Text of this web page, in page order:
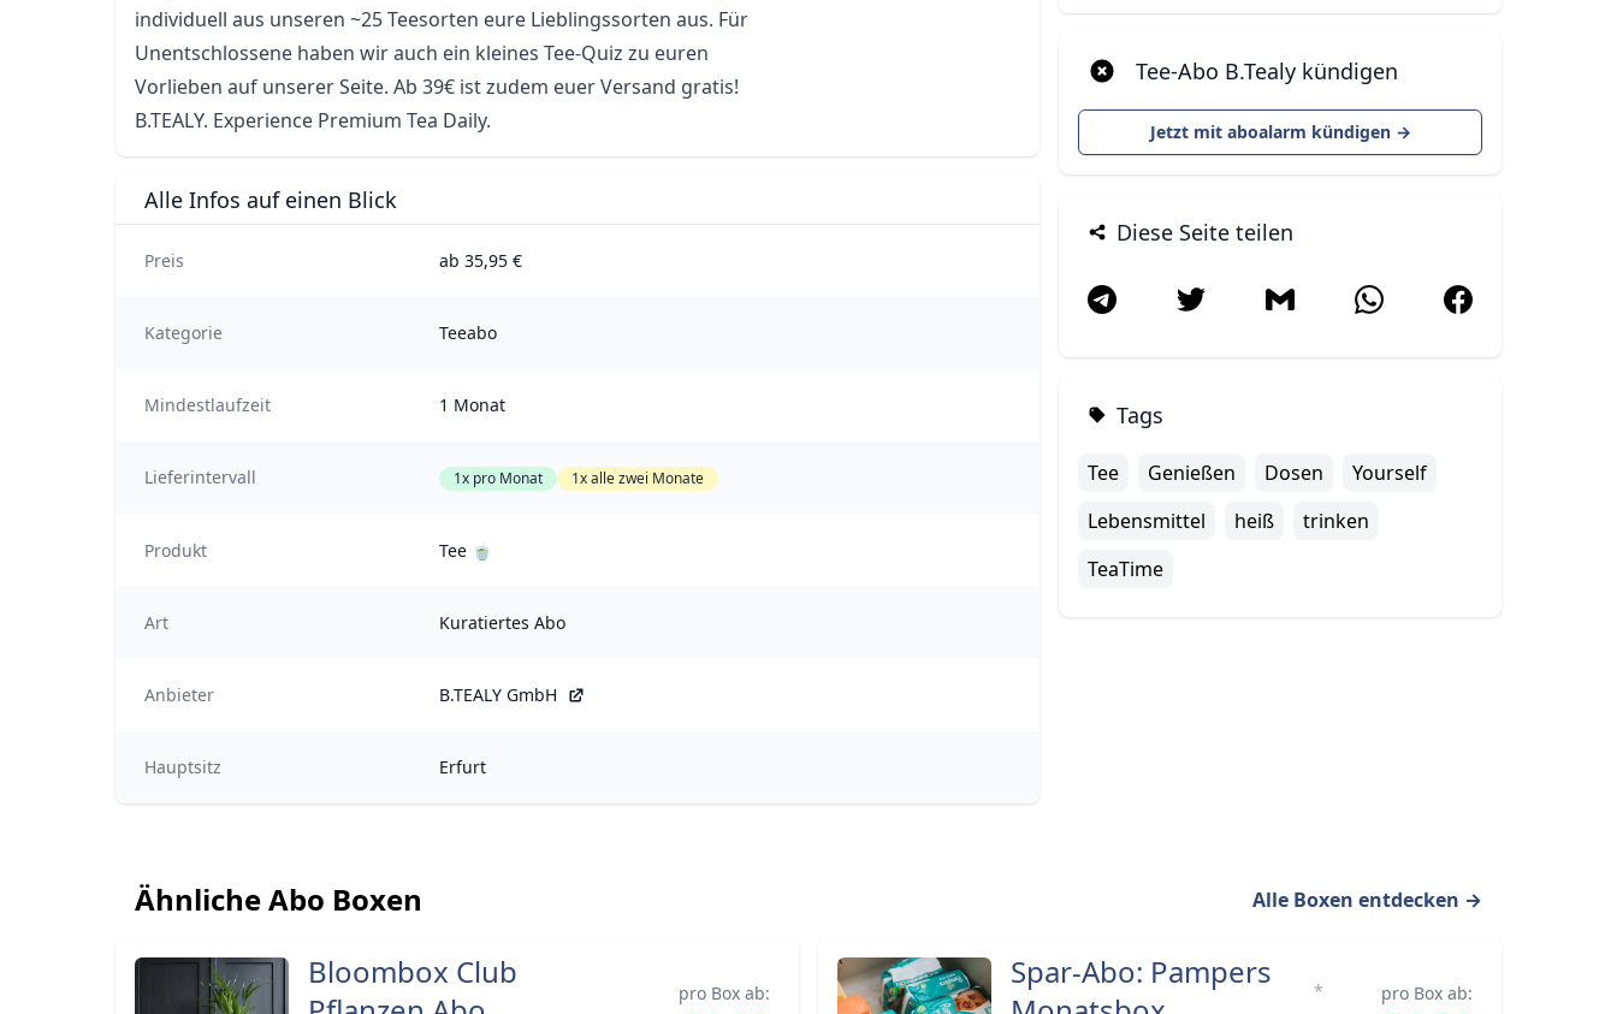
individuell aus unseren ~25 Teesorten eure Lieblingssorten aus. Für
Unentschlossene haben wir auch ein kleines Tee-Quiz zu euren
Vorlieben auf unserer Seite. Ab 39€ ist zudem euer Versand gratis!
B.TEALY. Experience Premium Tea Daily.
Alle Infos auf einen Blick
Preis ab 35,95 €
Kategorie Teeabo
Mindestlaufzeit 1 Monat
Lieferintervall 1x pro Monat 1x alle zwei Monate
Produkt Tee 🍵
Art Kuratiertes Abo
Anbieter B.TEALY GmbH
Hauptsitz Erfurt
Tee-Abo B.Tealy kündigen
Jetzt mit aboalarm kündigen →
Diese Seite teilen
Tags
Tee Genießen Dosen
Yourself
Lebensmittel
heiß
trinken
TeaTime
Ähnliche Abo Boxen Alle Boxen entdecken →
Bloombox Club
pro Box ab:
Spar-Abo: Pampers
* pro Box ab: